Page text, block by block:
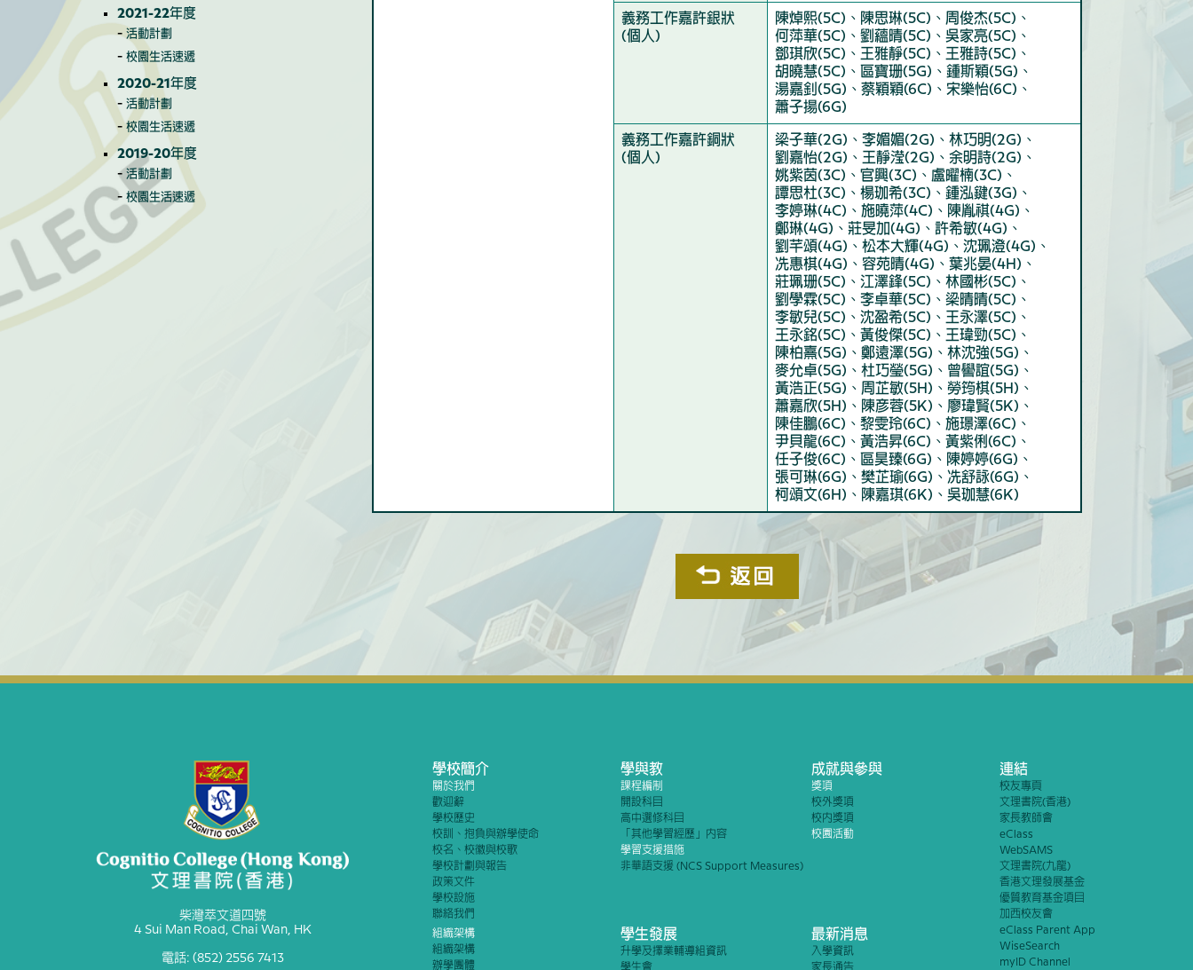
2021-22年度
活動計劃
校園生活速遞
2020-21年度
活動計劃
校園生活速遞
2019-20年度
活動計劃
校園生活速遞
義務工作嘉許銀狀
(個人)
陳焯熙(5C)、陳思琳(5C)、周俊杰(5C)、
何萍華(5C)、劉蘊晴(5C)、吳家亮(5C)、
鄧琪欣(5C)、王雅靜(5C)、王雅詩(5C)、
胡曉慧(5C)、區寶珊(5G)、鍾斯穎(5G)、
湯嘉釗(5G)、蔡穎穎(6C)、宋樂怡(6C)、
蕭子揚(6G)
義務工作嘉許銅狀
(個人)
梁子華(2G)、李媚媚(2G)、林巧明(2G)、
劉嘉怡(2G)、王靜滢(2G)、余明詩(2G)、
姚紫茵(3C)、官興(3C)、盧曜楠(3C)、
譚思杜(3C)、楊珈希(3C)、鍾泓鍵(3G)、
李婷琳(4C)、施曉萍(4C)、陳胤祺(4G)、
鄭琳(4G)、莊旻加(4G)、許希敏(4G)、
劉芊頌(4G)、松本大輝(4G)、沈珮澄(4G)、
冼惠棋(4G)、容苑晴(4G)、葉兆晏(4H)、
莊珮珊(5C)、江澤鋒(5C)、林國彬(5C)、
劉學霖(5C)、李卓華(5C)、梁晴晴(5C)、
李敏兒(5C)、沈盈希(5C)、王永澤(5C)、
王永銘(5C)、黃俊傑(5C)、王瑋勁(5C)、
陳柏熹(5G)、鄭遠澤(5G)、林沈強(5G)、
麥允卓(5G)、杜巧瑩(5G)、曾嚳誼(5G)、
黃浩正(5G)、周芷敏(5H)、勞筠棋(5H)、
蕭嘉欣(5H)、陳彥蓉(5K)、廖瑋賢(5K)、
陳佳鵬(6C)、黎雯玲(6C)、施璟澤(6C)、
尹貝龍(6C)、黃浩昇(6C)、黃紫俐(6C)、
任子俊(6C)、區昊臻(6G)、陳婷婷(6G)、
張可琳(6G)、樊芷瑜(6G)、冼舒詠(6G)、
柯頌文(6H)、陳嘉琪(6K)、吳珈慧(6K)
柴灣萃文道四號
4 Sui Man Road, Chai Wan, HK
電話: (852) 2556 7413
學校簡介
關於我們
歡迎辭
學校歷史
校訓、抱負與辦學使命
校名、校徽與校歌
學校計劃與報告
政策文件
學校設施
聯絡我們
學與教
課程編制
開設科目
高中選修科目
「其他學習經歷」內容
學習支援措施
非華語支援 (NCS Support Measures)
成就與參與
獎項
校外獎項
校內獎項
校園活動
連結
校友專頁
文理書院(香港)
家長教師會
eClass
WebSAMS
文理書院(九龍)
香港文理發展基金
優質教育基金項目
加西校友會
eClass Parent App
WiseSearch
myID Channel
組織架構
組織架構
辦學團體
學生發展
升學及擇業輔導組資訊
學生會
最新消息
入學資訊
家長通告